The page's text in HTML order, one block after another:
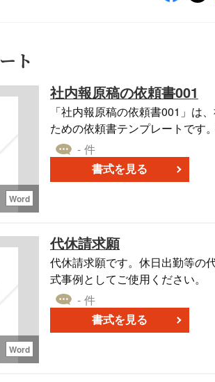
ト
Word
社内報原稿の依頼書001
「社内報原稿の依頼書001」は
ための依頼書テンプレートです
出先を詳細に記載し、原稿執筆
レートを使用することで、従業
潔に伝えることができます。特
場としての役割が大きいため、
に重要です。
- 件
書式を見る
Word
代休請求願
代休請求願です。休日出勤等の
式事例としてご使用ください。
- 件
書式を見る